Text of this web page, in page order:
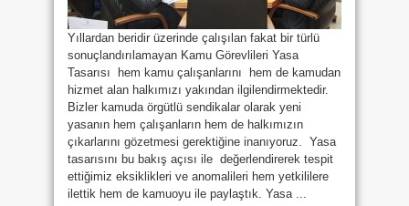
Yıllardan beridir üzerinde çalışılan fakat bir türlü
sonuçlandırılamayan Kamu Görevlileri Yasa
Tasarısı hem kamu çalışanlarını hem de kamudan
hizmet alan halkımızı yakından ilgilendirmektedir.
Bizler kamuda örgütlü sendikalar olarak yeni
yasanın hem çalışanların hem de halkımızın
çıkarlarını gözetmesi gerektiğine inanıyoruz. Yasa
tasarısını bu bakış açısı ile değerlendirerek tespit
ettiğimiz eksiklikleri ve anomalileri hem yetkililere
ilettik hem de kamuoyu ile paylaştık. Yasa ...